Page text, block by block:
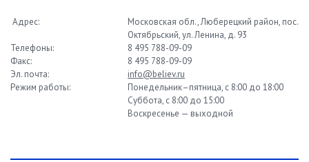
Адрес:
Московская обл., Люберецкий район, пос.
Октябрьский, ул. Ленина, д. 93
Телефоны:
8 495 788-09-09
Факс:
8 495 788-09-09
Эл. почта:
info@believ.ru
Режим работы:
Понедельник–пятница, с 8:00 до 18:00
Суббота, с 8:00 до 15:00
Воскресенье — выходной